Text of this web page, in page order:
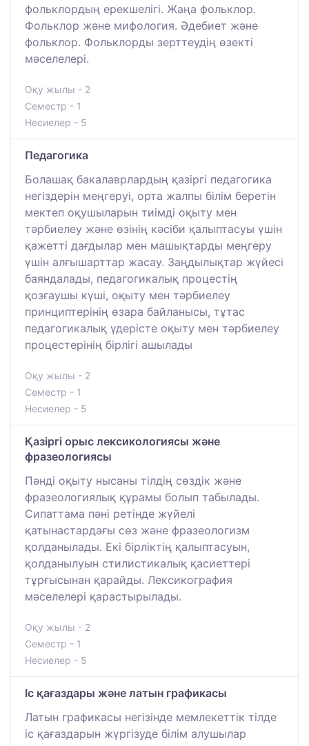
фольклордың ерекшелігі. Жаңа фольклор.
Фольклор және мифология. Әдебиет және
фольклор. Фольклорды зерттеудің өзекті
мәселелері.
Оқу жылы - 2
Семестр - 1
Несиелер - 5
Педагогика
Болашақ бакалаврлардың қазіргі педагогика
негіздерін меңгеруі, орта жалпы білім беретін
мектеп оқушыларын тиімді оқыту мен
тәрбиелеу және өзінің кәсіби қалыптасуы үшін
қажетті дағдылар мен машықтарды меңгеру
үшін алғышарттар жасау. Заңдылықтар жүйесі
баяндалады, педагогикалық процестің
қозғаушы күші, оқыту мен тәрбиелеу
принциптерінің өзара байланысы, тұтас
педагогикалық үдерісте оқыту мен тәрбиелеу
процестерінің бірлігі ашылады
Оқу жылы - 2
Семестр - 1
Несиелер - 5
Қазіргі орыс лексикологиясы және
фразеологиясы
Пәнді оқыту нысаны тілдің сөздік және
фразеологиялық құрамы болып табылады.
Сипаттама пәні ретінде жүйелі
қатынастардағы сөз және фразеологизм
қолданылады. Екі бірліктің қалыптасуын,
қолданылуын стилистикалық қасиеттері
тұрғысынан қарайды. Лексикография
мәселелері қарастырылады.
Оқу жылы - 2
Семестр - 1
Несиелер - 5
Іс қағаздары және латын графикасы
Латын графикасы негізінде мемлекеттік тілде
іс қағаздарын жүргізуде білім алушылар